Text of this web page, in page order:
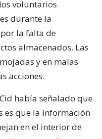
voluntarios
durante la
la falta de
almacenados. Las
y en malas
acciones.
había señalado que
es que la información
en el interior de